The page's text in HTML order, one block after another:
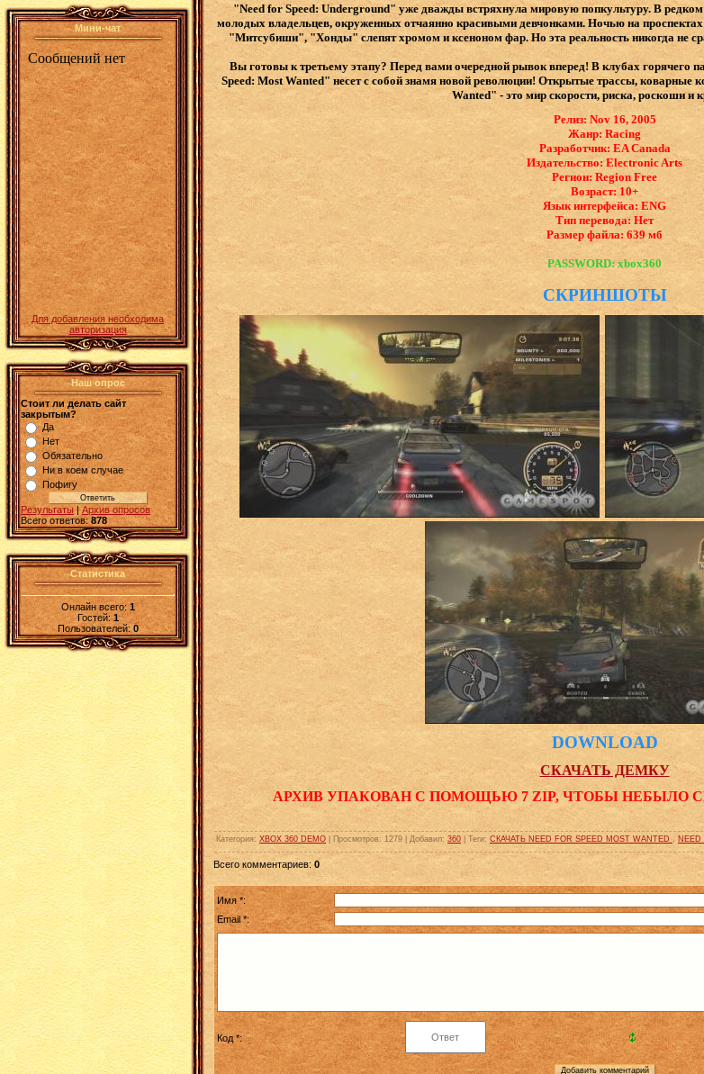
Мини-чат
Для добавления необходима
авторизация
Наш опрос
Стоит ли делать сайт
закрытым?
Да
Нет
Обязательно
Ни в коем случае
Пофигу
Результаты|Архив опросов
Всего ответов:878
Статистика
Онлайн всего:1
Гостей:1
Пользователей: 0
"Need for Speed: Underground" уже дважды встряхнула мировую попкультуру. В
молодых владельцев, окруженных отчаянно красивыми девчонками. Ночью на
"Митсубиши", "Хонды" слепят хромом и ксеноном фар. Но эта реальность никогда не
Вы готовы к третьему этапу? Перед вами очередной рывок вперед! В клубах горячего
Speed: Most Wanted" несет с собой знамя новой революции! Открытые трассы, коварные
Wanted" - это мир скорости, риска, роскоши и
Релиз: Nov 16, 2005
Жанр: Racing
Разработчик: EA Canada
Издательство: Electronic Arts
Регион: Region Free
Возраст: 10+
Язык интерфейса: ​ENG
Тип перевода: Нет
Размер файла: 639 мб
PASSWORD: xbox360
СКРИНШОТЫ
DOWNLOAD
СКАЧАТЬ ДЕМКУ
АРХИВ УПАКОВАН С ПОМОЩЬЮ 7 ZIP, ЧТОБЫ НЕБЫЛО
Категория: XBOX 360 DEMO Просмотров: 1279 Добавил: 360 Теги: СКАЧАТЬ NEED FOR SPEED MOST WANTED NEED
Всего комментариев: 0
Имя *:
Email *:
Код *: